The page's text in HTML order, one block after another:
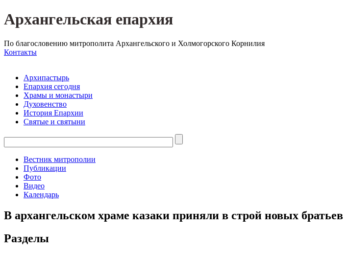
Архангельская епархия
По благословению митрополита Архангельского и Холмогорского Корнилия
Контакты
Архипастырь
Епархия сегодня
Храмы и монастыри
Духовенство
История Епархии
Святые и святыни
Вестник митрополии
Публикации
Фото
Видео
Календарь
В архангельском храме казаки приняли в строй новых братьев
Разделы